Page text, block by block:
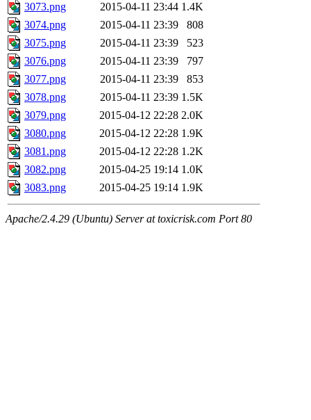
3073.png
2015-04-11 23:44 1.4K
3074.png
2015-04-11 23:39
808
3075.png
2015-04-11 23:39
523
3076.png
2015-04-11 23:39
797
3077.png
2015-04-11 23:39
853
3078.png
2015-04-11 23:39 1.5K
3079.png
2015-04-12 22:28 2.0K
3080.png
2015-04-12 22:28 1.9K
3081.png
2015-04-12 22:28 1.2K
3082.png
2015-04-25 19:14 1.0K
3083.png
2015-04-25 19:14 1.9K
Apache/2.4.29 (Ubuntu) Server at toxicrisk.com Port 80